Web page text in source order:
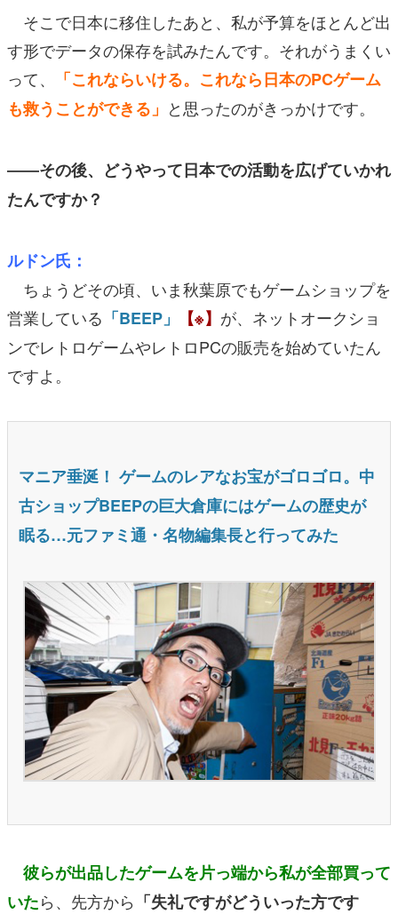
そこで日本に移住したあと、私が予算をほとんど出
す形でデータの保存を試みたんです。それがうまくい
って、
「これならいける。これなら日本のPCゲーム
も救うことができる」 と思ったのがきっかけです。
――その後、どうやって日本での活動を広げていかれ
たんですか？
ルドン氏：
ちょうどその頃、いま秋葉原でもゲームショップを
営業している 「BEEP」 【※】 が、ネットオークショ
ンでレトロゲームやレトロPCの販売を始めていたん
ですよ。
マニア垂涎！ ゲームのレアなお宝がゴロゴロ。中
古ショップBEEPの巨大倉庫にはゲームの歴史が
眠る…元ファミ通・名物編集長と行ってみた
彼らが出品したゲームを片っ端から私が全部買って
いたら、先方から 「失礼ですがどういった方です